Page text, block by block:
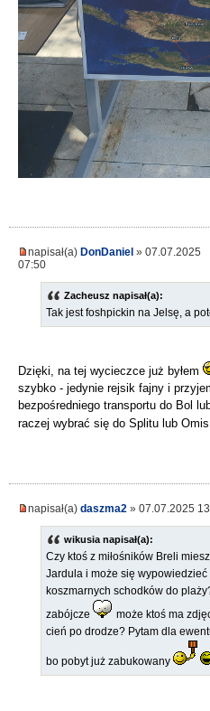
napisał(a) DonDaniel » 07.07.2025
07:50
Zacheusz napisał(a):
Tak jest foshpickin na Jelsę, a
Dzięki, na tej wycieczce już byłem
szybko - jedynie rejsik fajny i
bezpośredniego transportu do Bol
raczej wybrać się do Splitu lub
napisał(a) daszma2 » 07.07.2025
wikusia napisał(a):
Czy ktoś z miłośników Breli
Jardula i może się wypowiedzieć
koszmarnych schodków do
zabójcze
może ktoś ma
cień po drodze? Pytam dla
bo pobyt już zabukowany